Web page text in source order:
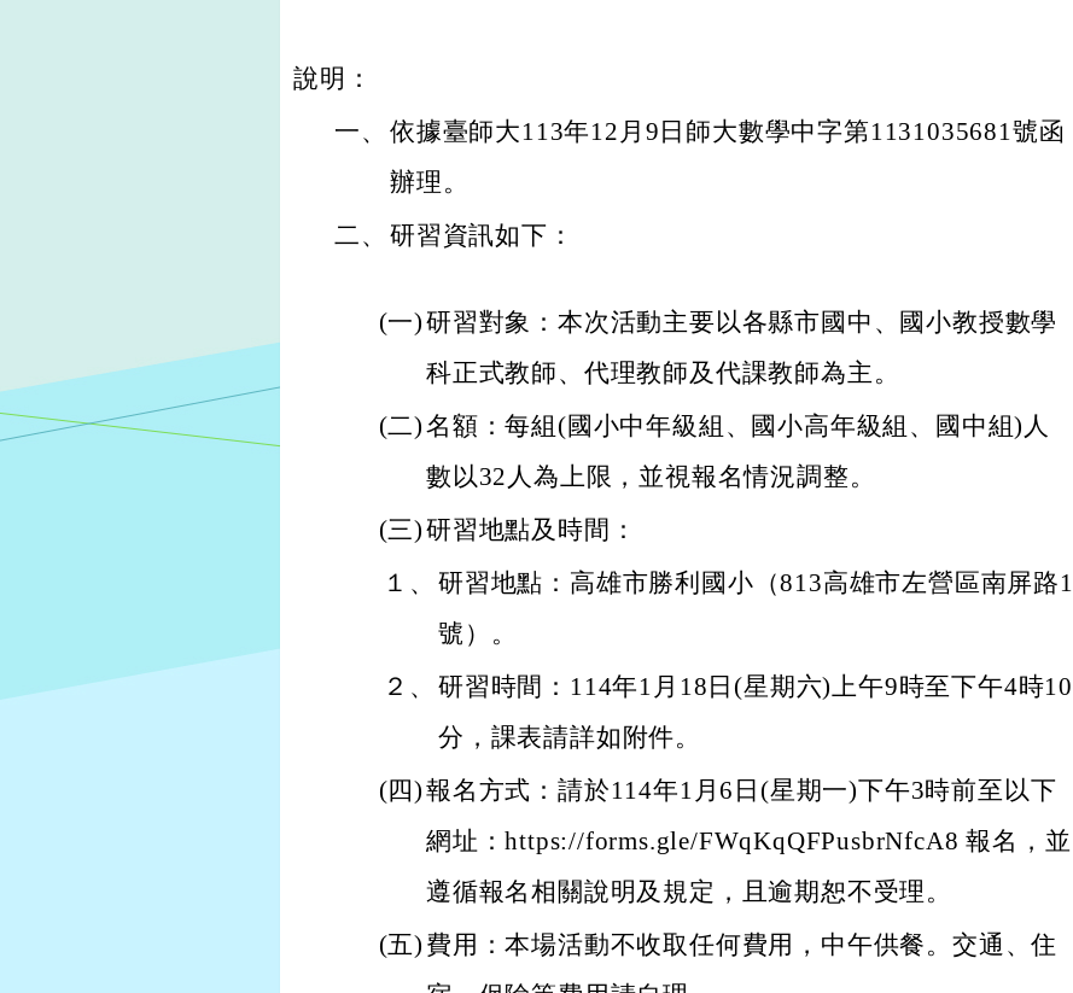
說明：
一、 依據臺師大113年12月9日師大數學中字第1131035681號函
辦理。
二、 研習資訊如下：
(一)研習對象：本次活動主要以各縣市國中、國小教授數學
科正式教師、代理教師及代課教師為主。
(二)名額：每組(國小中年級組、國小高年級組、國中組)人
數以32人為上限，並視報名情況調整。
(三)研習地點及時間：
１、 研習地點：高雄市勝利國小（813高雄市左營區南屏路1
號）。
２、 研習時間：114年1月18日(星期六)上午9時至下午4時10
分，課表請詳如附件。
(四)報名方式：請於114年1月6日(星期一)下午3時前至以下
網址：https://forms.gle/FWqKqQFPusbrNfcA8 報名，並
遵循報名相關說明及規定，且逾期恕不受理。
(五) 費用：本場活動不收取任何費用，中午供餐。交通、住